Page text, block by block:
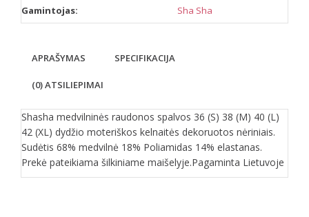
Gamintojas: Sha Sha
APRAŠYMAS SPECIFIKACIJA
(0) ATSILIEPIMAI
Shasha medvilninės raudonos spalvos 36 (S) 38 (M) 40 (L)
42 (XL) dydžio moteriškos kelnaitės dekoruotos nėriniais.
Sudėtis 68% medvilnė 18% Poliamidas 14% elastanas.
Prekė pateikiama šilkiniame maišelyje.Pagaminta Lietuvoje